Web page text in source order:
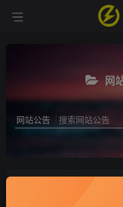
网
网站公告